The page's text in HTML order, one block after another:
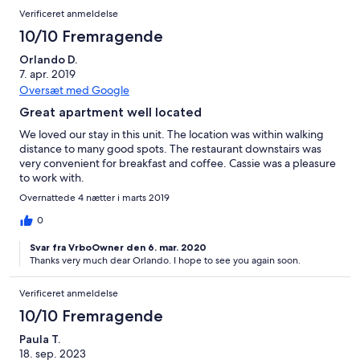
Verificeret anmeldelse
10/10 Fremragende
Orlando D.
7. apr. 2019
Oversæt med Google
Great apartment well located
We loved our stay in this unit. The location was within walking
distance to many good spots. The restaurant downstairs was
very convenient for breakfast and coffee. Cassie was a pleasure
to work with.
Overnattede 4 nætter i marts 2019
0
Svar fra VrboOwner den 6. mar. 2020
Thanks very much dear Orlando. I hope to see you again soon.
Verificeret anmeldelse
10/10 Fremragende
Paula T.
18. sep. 2023